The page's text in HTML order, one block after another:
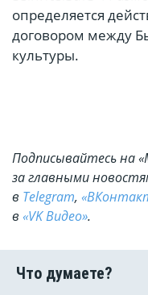
определяется
договором между
культуры.
Подписывайтесь на
за главными
в Telegram,
в «VK Видео».